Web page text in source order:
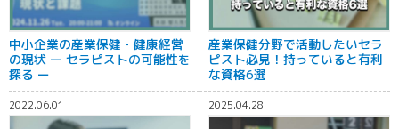
中小企業の産業保健・健康経営
の現状 ー セラピストの可能性を
探る ー
産業保健分野で活動したいセラ
ピスト必見！持っていると有利
な資格6選
2022.06.01 2025.04.28